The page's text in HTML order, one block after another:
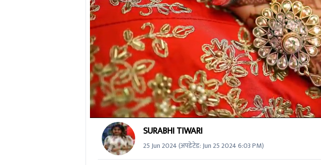
seconds
secondsVolume
0%
SURABHI TIWARI
25 Jun 2024(अपडेटेड:Jun 25 2024 6:03 PM)